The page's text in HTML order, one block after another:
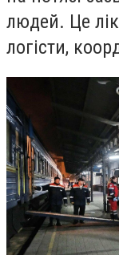
людей. Це
логісти,